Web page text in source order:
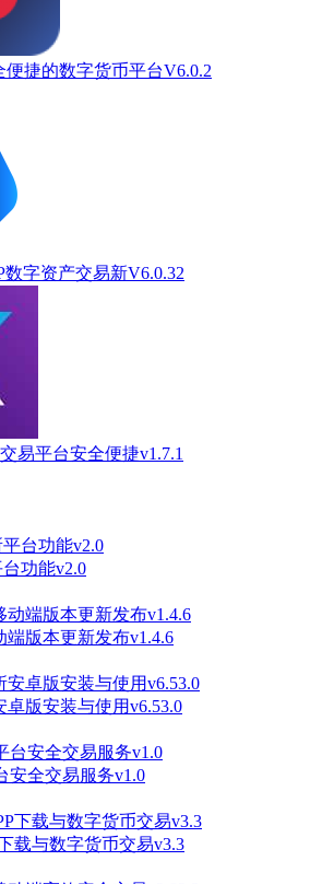
便捷的数字货币平台V6.0.2
数字资产交易新V6.0.32
易平台安全便捷v1.7.1
功能v2.0
端版本更新发布v1.4.6
卓版安装与使用v6.53.0
安全交易服务v1.0
载与数字货币交易v3.3